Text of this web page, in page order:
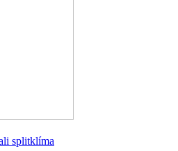
splitklíma